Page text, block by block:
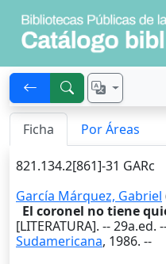
Ficha Por Áreas
821.134.2[861]-31 GARc
García Márquez, Gabriel
El coronel no tiene
[LITERATURA]. --29a.ed.
Sudamericana, 1986. --